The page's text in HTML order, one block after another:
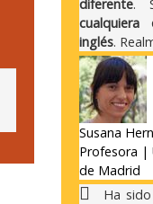
diferente.
inglés.
Susana
Profesora |
de Madrid
Ha